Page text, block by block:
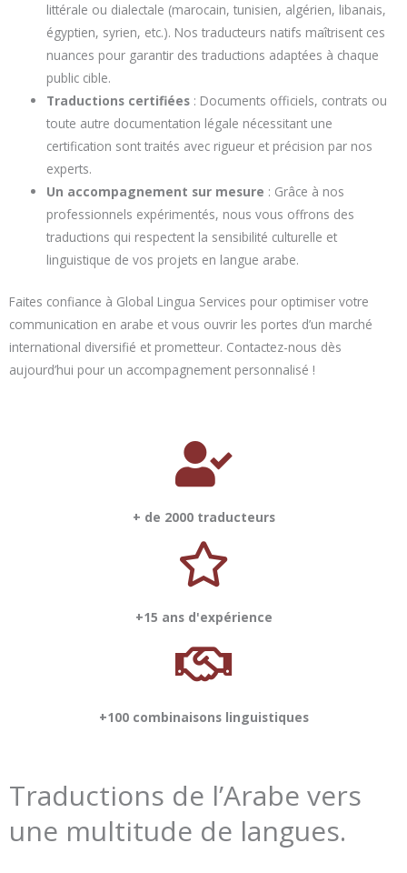
littérale ou dialectale (marocain, tunisien, algérien, libanais,
égyptien, syrien, etc.). Nos traducteurs natifs maîtrisent ces
nuances pour garantir des traductions adaptées à chaque
public cible.
Traductions certifiées : Documents officiels, contrats ou
toute autre documentation légale nécessitant une
certification sont traités avec rigueur et précision par nos
experts.
Un accompagnement sur mesure : Grâce à nos
professionnels expérimentés, nous vous offrons des
traductions qui respectent la sensibilité culturelle et
linguistique de vos projets en langue arabe.
Faites confiance à Global Lingua Services pour optimiser votre
communication en arabe et vous ouvrir les portes d’un marché
international diversifié et prometteur. Contactez-nous dès
aujourd’hui pour un accompagnement personnalisé !
+ de 2000 traducteurs
+15 ans d'expérience
+100 combinaisons linguistiques
Traductions de l’Arabe vers
une multitude de langues.